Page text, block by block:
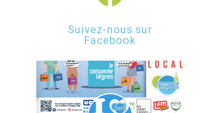
Suivez-nous sur
Facebook